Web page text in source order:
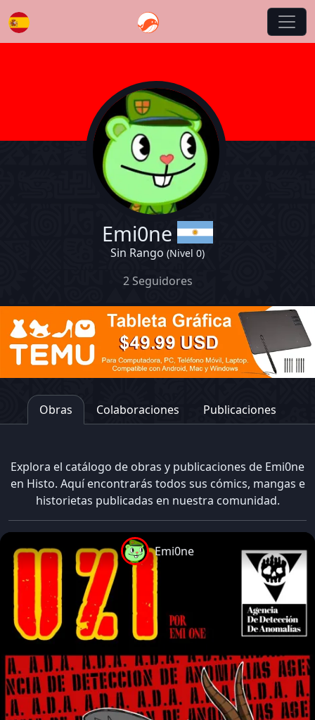
Español
Emi0ne
Sin Rango (Nivel 0)
2 Seguidores
Obras Colaboraciones Publicaciones
Explora el catálogo de obras y publicaciones de Emi0ne
en Histo. Aquí encontrarás todos sus cómics, mangas e
historietas publicadas en nuestra comunidad.
Emi0ne